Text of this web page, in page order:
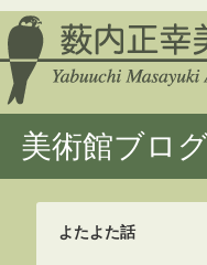
美術館ブロ
よたよた話